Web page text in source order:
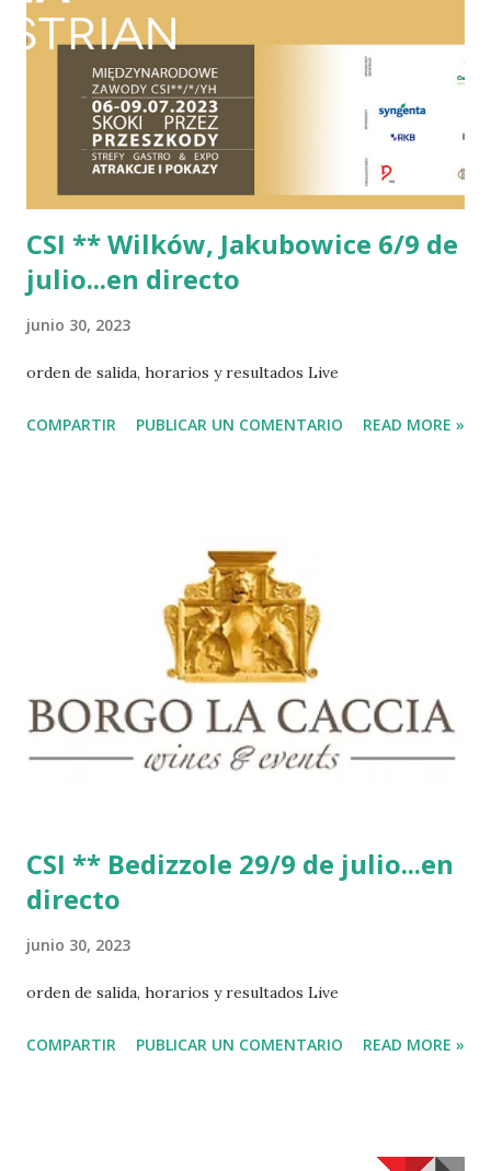
CSI ** Wilków, Jakubowice 6/9 de
julio...en directo
junio 30, 2023
orden de salida, horarios y resultados Live
COMPARTIR PUBLICAR UN COMENTARIO READ MORE »
CSI ** Bedizzole 29/9 de julio...en
directo
junio 30, 2023
orden de salida, horarios y resultados Live
COMPARTIR PUBLICAR UN COMENTARIO READ MORE »